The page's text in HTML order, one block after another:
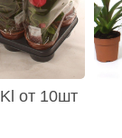
от 10шт